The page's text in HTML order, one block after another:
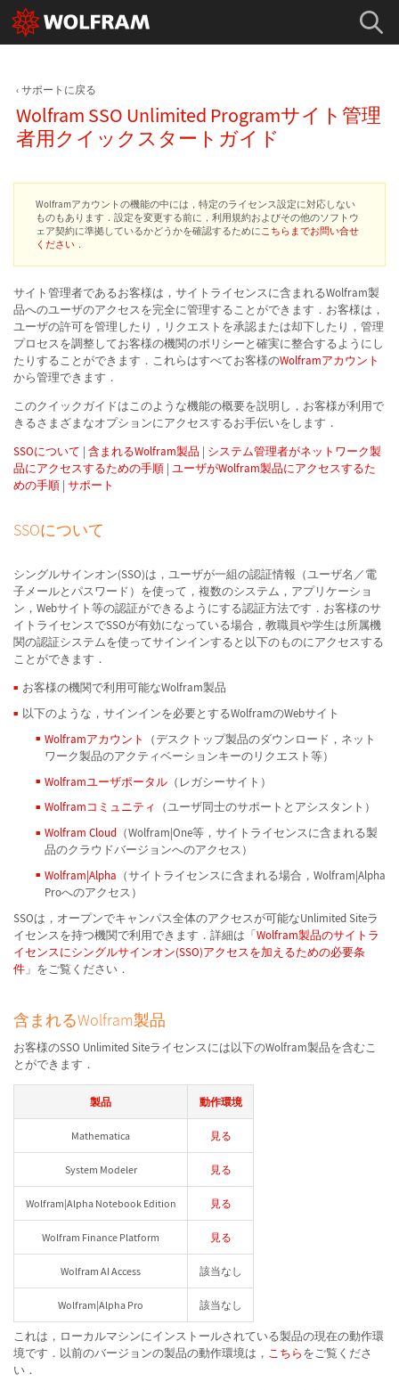
サポートに戻る
Wolfram SSO Unlimited Programサイト管理
者用クイックスタートガイド
Wolframアカウントの機能の中には，特定のライセンス設定に対応しない
ものもあります．設定を変更する前に，利用規約およびその他のソフトウ
ェア契約に準拠しているかどうかを確認するためにこちらまでお問い合せ
ください ．
サイト管理者であるお客様は，サイトライセンスに含まれるWolfram製
品へのユーザのアクセスを完全に管理することができます．お客様は，
ユーザの許可を管理したり，リクエストを承認または却下したり，管理
プロセスを調整してお客様の機関のポリシーと確実に整合するようにし
たりすることができます．これらはすべてお客様のWolframアカウント
から管理できます．
このクイックガイドはこのような機能の概要を説明し，お客様が利用で
きるさまざまなオプションにアクセスするお手伝いをします．
SSOについて | 含まれるWolfram製品 | システム管理者がネットワーク製
品にアクセスするための手順 | ユーザがWolfram製品にアクセスするた
めの手順 | サポート
SSOについて
シングルサインオン(SSO)は，ユーザが一組の認証情報（ユーザ名／電
子メールとパスワード）を使って，複数のシステム，アプリケーショ
ン，Webサイト等の認証ができるようにする認証方法です．お客様のサ
イトライセンスでSSOが有効になっている場合，教職員や学生は所属機
関の認証システムを使ってサインインすると以下のものにアクセスする
ことができます．
お客様の機関で利用可能なWolfram製品
以下のような，サインインを必要とするWolframのWebサイト
Wolframアカウント
（デスクトップ製品のダウンロード，ネット
ワーク製品のアクティベーションキーのリクエスト等）
Wolframユーザポータル（レガシーサイト）
Wolframコミュニティ （ユーザ同士のサポートとアシスタント）
Wolfram Cloud（Wolfram|One等，サイトライセンスに含まれる製
品のクラウドバージョンへのアクセス）
Wolfram|Alpha （サイトライセンスに含まれる場合，Wolfram|Alpha
Proへのアクセス）
SSOは，オープンでキャンパス全体のアクセスが可能なUnlimited Siteラ
イセンスを持つ機関で利用できます．詳細は「Wolfram製品のサイトラ
イセンスにシングルサインオン(SSO)アクセスを加えるための必要条
件 」をご覧ください．
含まれるWolfram製品
お客様のSSO Unlimited Siteライセンスには以下のWolfram製品を含むこ
とができます．
製品 動作環境
Mathematica 見る
System Modeler 見る
Wolfram|Alpha Notebook Edition 見る
Wolfram Finance Platform 見る
Wolfram AI Access 該当なし
Wolfram|Alpha Pro 該当なし
これは，ローカルマシンにインストールされている製品の現在の動作環
境です．以前のバージョンの製品の動作環境は， こちらをご覧くださ
い．